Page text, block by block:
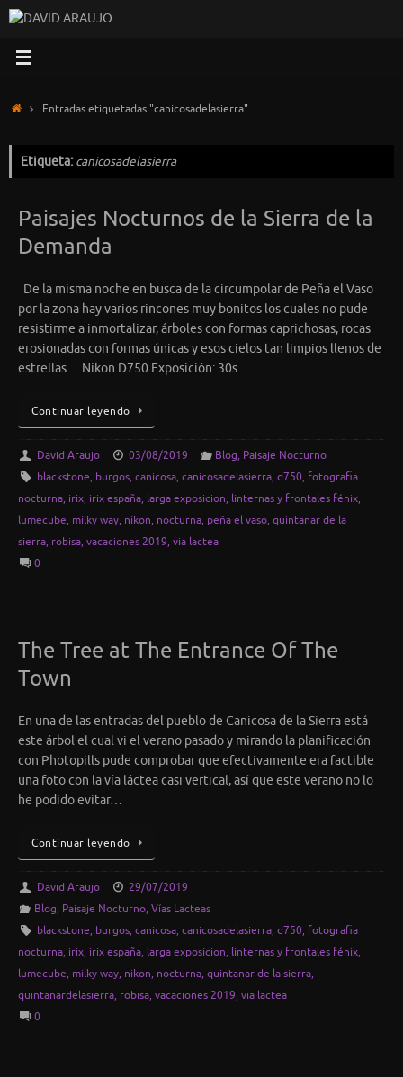
Saltar
contenido
InicioEntradas etiquetadas "canicosadelasierra"
Etiqueta: canicosadelasierra
Paisajes Nocturnos de la Sierra de la
Demanda
De la misma noche en busca de la circumpolar de Peña el Vaso
por la zona hay varios rincones muy bonitos los cuales no pude
resistirme a inmortalizar, árboles con formas caprichosas, rocas
erosionadas con formas únicas y esos cielos tan limpios llenos de
estrellas… Nikon D750 Exposición: 30s…
Continuar leyendo
David Araujo 03/08/2019 Blog, Paisaje Nocturno
blackstone, burgos, canicosa, canicosadelasierra, d750, fotografia
nocturna, irix, irix españa, larga exposicion, linternas y frontales fénix,
lumecube, milky way, nikon, nocturna, peña el vaso, quintanar de la
sierra, robisa, vacaciones 2019, via lactea
0
The Tree at The Entrance Of The
Town
En una de las entradas del pueblo de Canicosa de la Sierra está
este árbol el cual vi el verano pasado y mirando la planificación
con Photopills pude comprobar que efectivamente era factible
una foto con la vía láctea casi vertical, así que este verano no lo
he podido evitar…
Continuar leyendo
David Araujo
29/07/2019
Blog, Paisaje Nocturno, Vías Lacteas
blackstone, burgos, canicosa, canicosadelasierra, d750, fotografia
nocturna, irix, irix españa, larga exposicion, linternas y frontales fénix,
lumecube, milky way, nikon, nocturna, quintanar de la sierra,
quintanardelasierra, robisa, vacaciones 2019, via lactea
0